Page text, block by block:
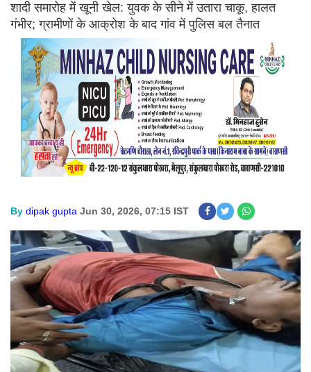
शादी समारोह में खूनी खेल: युवक के सीने में उतारा चाकू, हालत
गंभीर; ग्रामीणों के आक्रोश के बाद गांव में पुलिस बल तैनात
By dipak gupta Jun 30, 2026, 07:15 IST